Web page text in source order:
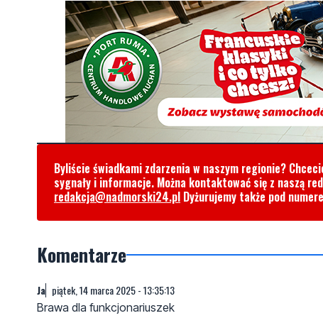
Byliście świadkami zdarzenia w naszym regionie?
sygnały i informacje. Można kontaktować się z naszą
redakcja@nadmorski24.pl Dyżurujemy także pod
Komentarze
Ja piątek, 14 marca 2025 - 13:35:13
Brawa dla funkcjonariuszek